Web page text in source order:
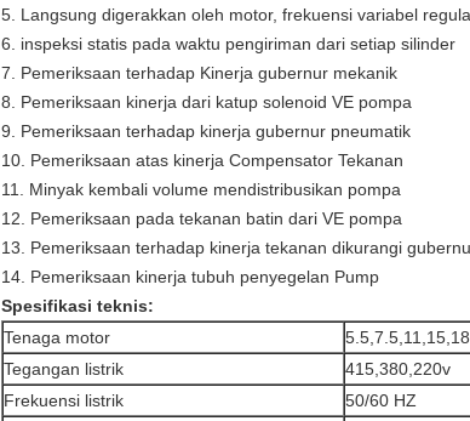
5. Langsung digerakkan oleh motor, frekuensi variabel
6. inspeksi statis pada waktu pengiriman dari setiap silinder
7. Pemeriksaan terhadap Kinerja gubernur mekanik
8. Pemeriksaan kinerja dari katup solenoid VE pompa
9. Pemeriksaan terhadap kinerja gubernur pneumatik
10. Pemeriksaan atas kinerja Compensator Tekanan
11. Minyak kembali volume mendistribusikan pompa
12. Pemeriksaan pada tekanan batin dari VE pompa
13. Pemeriksaan terhadap kinerja tekanan dikurangi
14. Pemeriksaan kinerja tubuh penyegelan Pump
Spesifikasi teknis:
Tenaga motor
Tegangan listrik
415,380,220v
Frekuensi listrik
50/60 HZ